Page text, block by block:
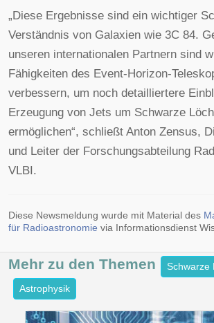
„Diese Ergebnisse sind ein wichtiger
Verständnis von Galaxien wie 3C 84.
unseren internationalen Partnern sind
Fähigkeiten des Event-Horizon-
verbessern, um noch detailliertere
Erzeugung von Jets um Schwarze
ermöglichen“, schließt Anton Zensus,
und Leiter der Forschungsabteilung
VLBI.
Diese Newsmeldung wurde mit Material des
für Radioastronomie via Informationsdienst
Mehr zu den Themen
Schwarze
Astrophysik